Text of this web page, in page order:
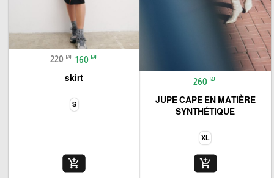
260 ₪
JUPE CAPE EN MATIÈRE
SYNTHÉTIQUE
XL
add_shopping_cart
220 ₪ 160 ₪
skirt
S
add_shopping_cart